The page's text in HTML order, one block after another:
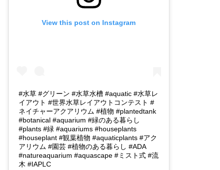
View this post on Instagram
#水草 #グリーン #水草水槽 #aquatic #水草レ
イアウト #世界水草レイアウトコンテスト #
ネイチャーアクアリウム #植物 #plantedtank
#botanical #aquarium #緑のある暮らし
#plants #緑 #aquariums #houseplants
#houseplant #観葉植物 #aquaticplants #アク
アリウム #園芸 #植物のある暮らし #ADA
#natureaquarium #aquascape #ミスト式 #流
木 #IAPLC